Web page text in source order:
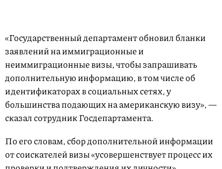
«Государственный департамент обновил бланки
заявлений на иммиграционные и
неиммиграционные визы, чтобы запрашивать
дополнительную информацию, в том числе об
идентификаторах в социальных сетях, у
большинства подающих на американскую визу», —
сказал сотрудник Госдепартамента.
По его словам, сбор дополнительной информации
от соискателей визы «усовершенствует процесс их